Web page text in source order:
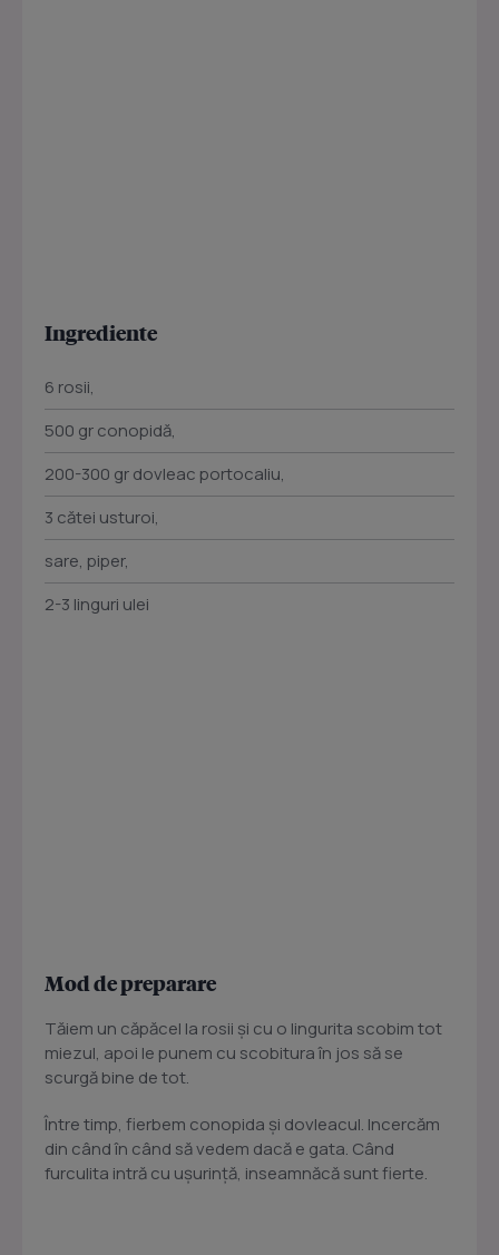
Ingrediente
6 rosii,
500 gr conopidă,
200-300 gr dovleac portocaliu,
3 cătei usturoi,
sare, piper,
2-3 linguri ulei
Mod de preparare
Tăiem un căpăcel la rosii şi cu o lingurita scobim tot
miezul, apoi le punem cu scobitura în jos să se
scurgă bine de tot.
Între timp, fierbem conopida şi dovleacul. Incercăm
din când în când să vedem dacă e gata. Când
furculita intră cu uşurinţă, inseamnăcă sunt fierte.